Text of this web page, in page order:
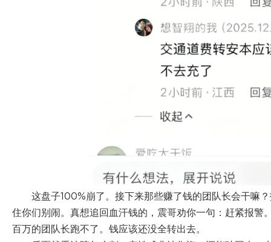
这盘子100%崩了。接下来那些赚了钱的团队长会干嘛
住你们别闹。真想追回血汗钱的，震哥劝你一句：赶紧报
百万的团队长跑不了。钱应该还没全转出去。